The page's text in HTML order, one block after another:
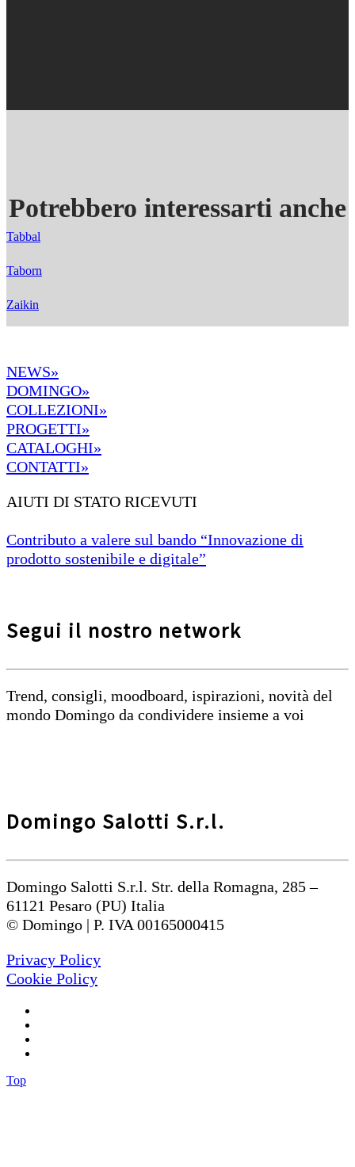
Potrebbero interessarti anche
Tabbal
Taborn
Zaikin
NEWS»
DOMINGO»
COLLEZIONI»
PROGETTI»
CATALOGHI»
CONTATTI»
AIUTI DI STATO RICEVUTI
Contributo a valere sul bando “Innovazione di
prodotto sostenibile e digitale”
Segui il nostro network
Trend, consigli, moodboard, ispirazioni, novità del
mondo Domingo da condividere insieme a voi
Domingo Salotti S.r.l.
Domingo Salotti S.r.l. Str. della Romagna, 285 –
61121 Pesaro (PU) Italia
© Domingo | P. IVA 00165000415
Privacy Policy
Cookie Policy
Top